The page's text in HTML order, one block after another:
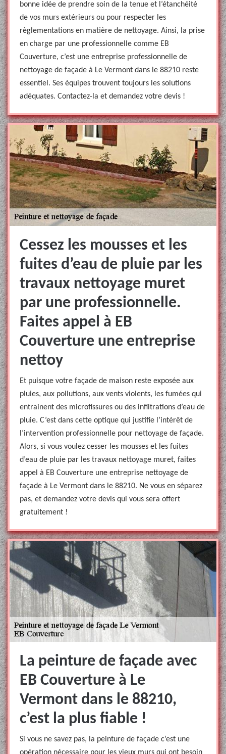
bonne idée de prendre soin de la tenue et l’étanchéité
de vos murs extérieurs ou pour respecter les
règlementations en matière de nettoyage. Ainsi, la prise
en charge par une professionnelle comme EB
Couverture, c’est une entreprise professionnelle de
nettoyage de façade à Le Vermont dans le 88210 reste
essentiel. Ses équipes trouvent toujours les solutions
adéquates. Contactez-la et demandez votre devis !
Cessez les mousses et les
fuites d’eau de pluie par les
travaux nettoyage muret
par une professionnelle.
Faites appel à EB
Couverture une entreprise
nettoy
Et puisque votre façade de maison reste exposée aux
pluies, aux pollutions, aux vents violents, les fumées qui
entrainent des microfissures ou des infiltrations d’eau de
pluie. C’est dans cette optique qui justifie l’intérêt de
l’intervention professionnelle pour nettoyage de façade.
Alors, si vous voulez cesser les mousses et les fuites
d’eau de pluie par les travaux nettoyage muret, faites
appel à EB Couverture une entreprise nettoyage de
façade à Le Vermont dans le 88210. Ne vous en séparez
pas, et demandez votre devis qui vous sera offert
gratuitement !
La peinture de façade avec
EB Couverture à Le
Vermont dans le 88210,
c’est la plus fiable !
Si vous ne savez pas, la peinture de façade c’est une